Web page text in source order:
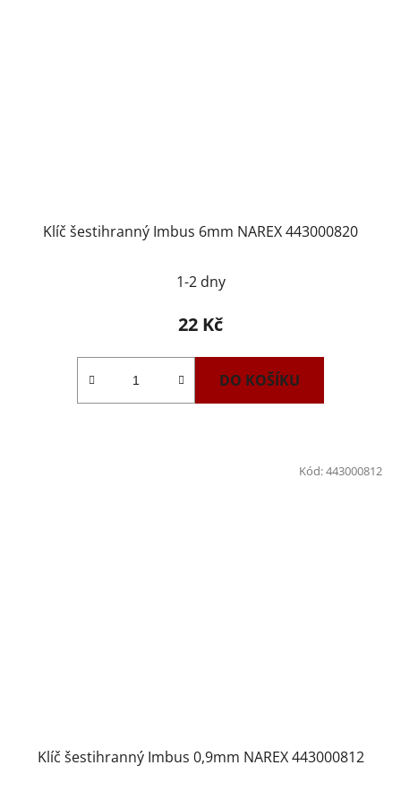
Klíč šestihranný Imbus 6mm NAREX 443000820
1-2 dny
22 Kč
DO KOŠÍKU
Klíč šestihranný Imbus 0,9mm NAREX 443000812
Kód:443000812